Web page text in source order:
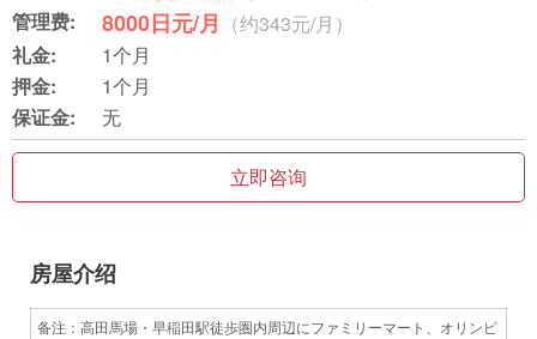
管理费:
8000日元/月 （约343元/月）
礼金:
1个月
押金:
1个月
保证金:
无
立即咨询
房屋介绍
备注：高田馬場・早稲田駅徒歩圏内周辺にファミリーマート、オリンピ